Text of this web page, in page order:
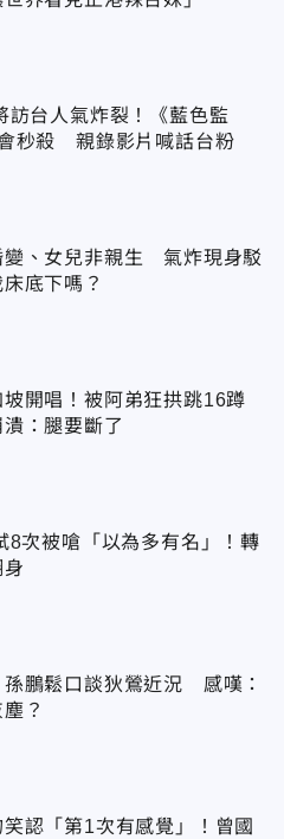
訪台人氣炸裂！《藍色監
秒殺 親錄影片喊話台粉
變、女兒非親生 氣炸現身駁
底下嗎？
坡開唱！被阿弟狂拱跳16蹲
：腿要斷了
8次被嗆「以為多有名」！轉
孫鵬鬆口談狄鶯近況 感嘆：
？
認「第1次有感覺」！曾國